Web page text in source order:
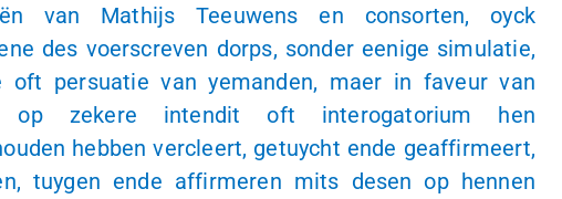
van Mathijs Teeuwens en consorten, oyck
des voerscreven dorps, sonder eenige simulatie,
oft persuatie van yemanden, maer in faveur van
op zekere intendit oft interogatorium hen
hebben vercleert, getuycht ende geaffirmeert,
tuygen ende affirmeren mits desen op hennen